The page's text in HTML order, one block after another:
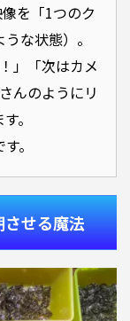
を「1つのク
な状態）。
」「次はカメ
んのようにリ
。
。
せる魔法